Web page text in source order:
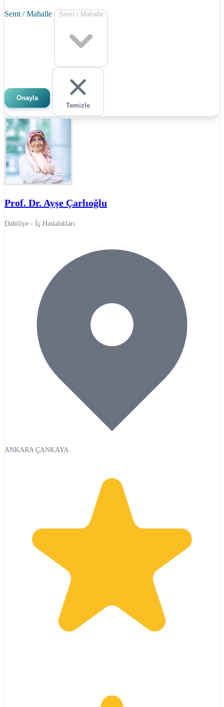
Semt / Mahalle Semt / Mahalle
Onayla
Temizle
Prof. Dr. Ayşe Çarlıoğlu
Dahiliye - İç Hastalıkları
ANKARA ÇANKAYA